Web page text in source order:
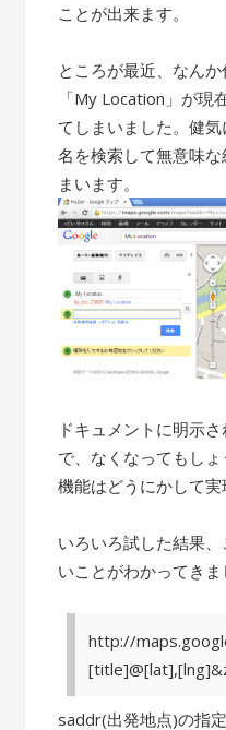
ことが出来ます。
ところが最近、なんか
「My Location」が現
てしまいました。健気
名を検索して無意味
まいます。
ドキュメントに明示
で、なくなってもし
機能はどうにかして実
いろいろ試した結果
いことがわかってきま
http://
saddr(出発地点)の指